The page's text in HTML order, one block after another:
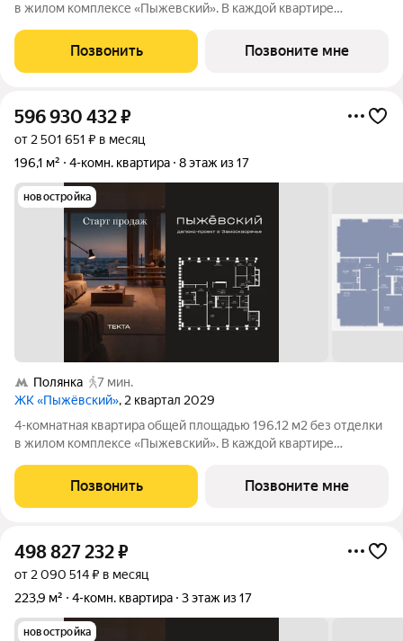
в жилом комплексе «Пыжевский». В каждой квартире
остекление формирует визуальную связь с городом вид на
Кремль, Храм Христа Спасителя и
Позвонить Позвоните мне
596 930 432₽
от 2 501 651 ₽ в месяц
196,1 м²
4-комн. квартира 8 этаж из 17
новостройка
Полянка
7 мин.
ЖК «Пыжёвский», 2 квартал 2029
4-комнатная квартира общей площадью 196.12 м2 без отделки
в жилом комплексе «Пыжевский». В каждой квартире
остекление формирует визуальную связь с городом вид на
Кремль, Храм Христа Спасителя и
Позвонить Позвоните мне
498 827 232₽
от 2 090 514 ₽ в месяц
223,9 м²
4-комн. квартира 3 этаж из 17
новостройка